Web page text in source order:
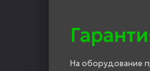
На оборудование